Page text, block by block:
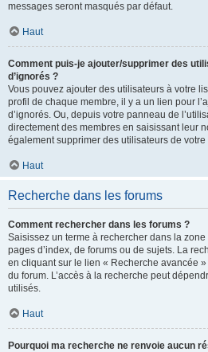
messages seront masqués par défaut.
Haut
Comment puis-je ajouter/supprimer des
d’ignorés ?
Vous pouvez ajouter des utilisateurs à votre
profil de chaque membre, il y a un lien pour
d’ignorés. Ou, depuis votre panneau de
directement des membres en saisissant leur
également supprimer des utilisateurs de
Haut
Recherche dans les forums
Comment rechercher dans les forums ?
Saisissez un terme à rechercher dans la
pages d’index, de forums ou de sujets. La
en cliquant sur le lien « Recherche avancée
du forum. L’accès à la recherche peut
utilisés.
Haut
Pourquoi ma recherche ne renvoie aucun